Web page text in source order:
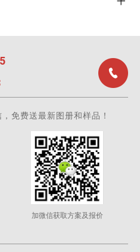
免费送最新图册和样品！
加微信获取方案及报价